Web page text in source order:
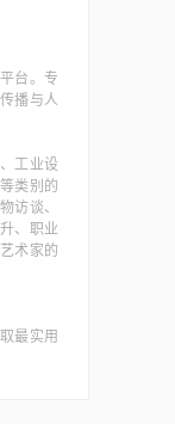
台。专
播与人
工业设
类别的
访谈、
、职业
术家的
最实用